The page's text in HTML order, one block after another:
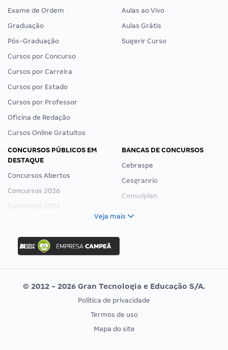
Exame de Ordem
Graduação
Pós-Graduação
Cursos por Concurso
Cursos por Carreira
Cursos por Estado
Cursos por Professor
Oficina de Redação
Cursos Online Gratuitos
Aulas ao Vivo
Aulas Grátis
Sugerir Curso
CONCURSOS PÚBLICOS EM
DESTAQUE
Concursos Abertos
Concursos 2026
Concursos 2025
Concurso Ibama
Concurso MPU
Editais publicados
BANCAS DE CONCURSOS
Cebraspe
Cesgranrio
Consulplan
Vunesp
CONCURSOS POR PROFISSÃO
EXAME DE ORDEM
Veja mais
© 2012 - 2026 Gran Tecnologia e Educação S/A.
Política de privacidade
Termos de uso
Mapa do site